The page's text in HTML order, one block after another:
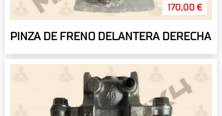
170,00 €
PINZA DE FRENO DELANTERA DERECHA